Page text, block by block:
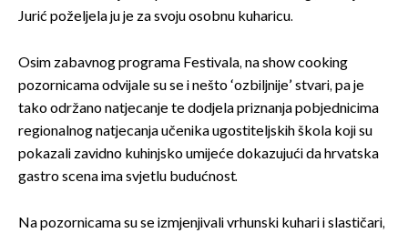
Jurić poželjela ju je za svoju osobnu kuharicu.
Osim zabavnog programa Festivala, na show cooking
pozornicama odvijale su se i nešto ‘ozbiljnije’ stvari, pa je
tako održano natjecanje te dodjela priznanja pobjednicima
regionalnog natjecanja učenika ugostiteljskih škola koji su
pokazali zavidno kuhinjsko umijeće dokazujući da hrvatska
gastro scena ima svjetlu budućnost.
Na pozornicama su se izmjenjivali vrhunski kuhari i slastičari,